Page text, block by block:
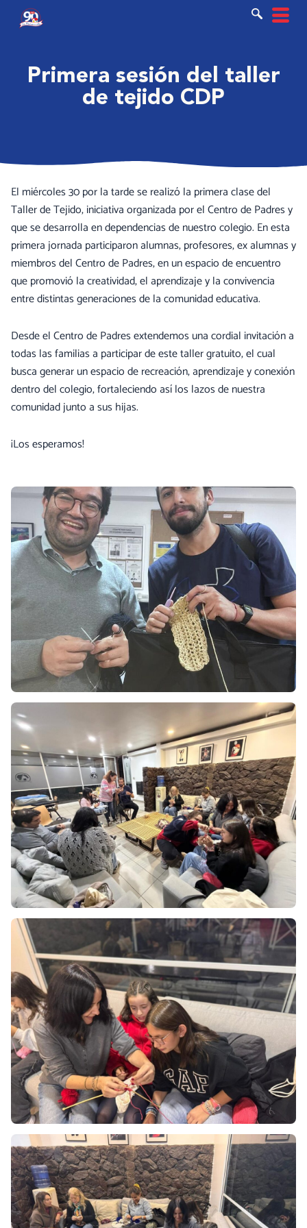
Primera sesión del taller
de tejido CDP
El miércoles 30 por la tarde se realizó la primera clase del
Taller de Tejido, iniciativa organizada por el Centro de Padres y
que se desarrolla en dependencias de nuestro colegio. En esta
primera jornada participaron alumnas, profesores, ex alumnas y
miembros del Centro de Padres, en un espacio de encuentro
que promovió la creatividad, el aprendizaje y la convivencia
entre distintas generaciones de la comunidad educativa.
Desde el Centro de Padres extendemos una cordial invitación a
todas las familias a participar de este taller gratuito, el cual
busca generar un espacio de recreación, aprendizaje y conexión
dentro del colegio, fortaleciendo así los lazos de nuestra
comunidad junto a sus hijas.
¡Los esperamos!